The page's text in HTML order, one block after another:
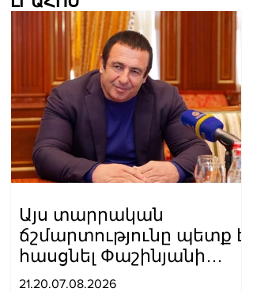
Այս տարրական
ճշմարտությունը պետք է
հասցնել Փաշինյանի
ուժայիններին և
21.20.07.08.2026